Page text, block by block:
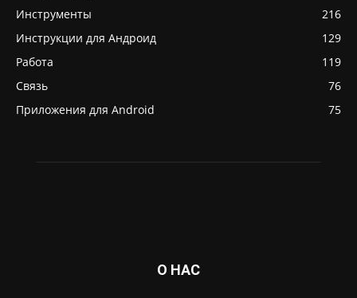
Инструменты
216
Инструкции для Андроид
129
Работа
119
Связь
76
Приложения для Android
75
О НАС